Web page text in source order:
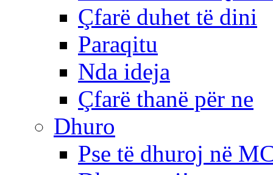
Çfarë duhet të dini
Paraqitu
Nda ideja
Çfarë thanë për ne
Dhuro
Pse të dhuroj në